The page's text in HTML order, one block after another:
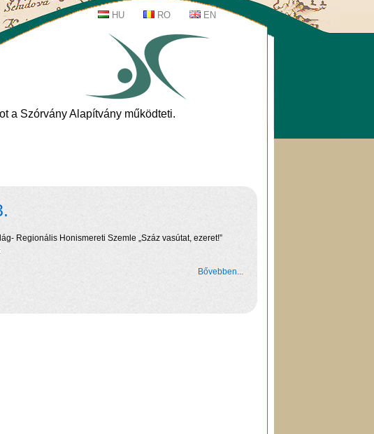
a Szórvány Alapítvány működteti.
Regionális Honismereti Szemle „Száz vasútat, ezeret!”
Bővebben...